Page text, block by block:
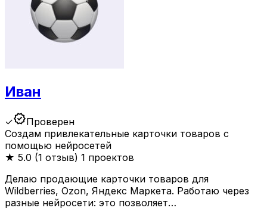
Иван
✓verifiedПроверен
Создам привлекательные карточки товаров с
помощью нейросетей
★ 5.0 (1 отзыв) 1 проектов
Делаю продающие карточки товаров для
Wildberries, Ozon, Яндекс Маркета. Работаю через
разные нейросети: это позволяет…